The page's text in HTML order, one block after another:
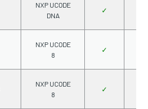
NXP UCODE
DNA
✓
NXP UCODE
8
✓
NXP UCODE
8
✓